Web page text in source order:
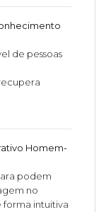
de pessoas
Homem-
podem
no
forma intuitiva